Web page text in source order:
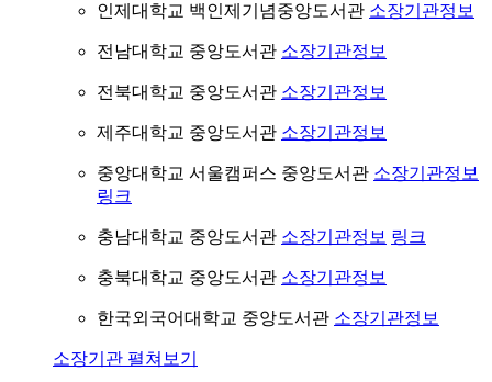
인제대학교 백인제기념중앙도서관 소장기관정보
전남대학교 중앙도서관 소장기관정보
전북대학교 중앙도서관 소장기관정보
제주대학교 중앙도서관 소장기관정보
중앙대학교 서울캠퍼스 중앙도서관 소장기관정보
링크
충남대학교 중앙도서관 소장기관정보 링크
충북대학교 중앙도서관 소장기관정보
한국외국어대학교 중앙도서관 소장기관정보
소장기관 펼쳐보기